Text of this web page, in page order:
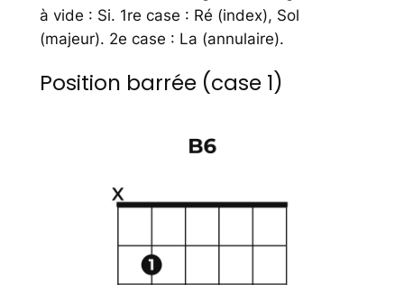
à vide : Si. 1re case : Ré (index), Sol
(majeur). 2e case : La (annulaire).
Position barrée (case 1)